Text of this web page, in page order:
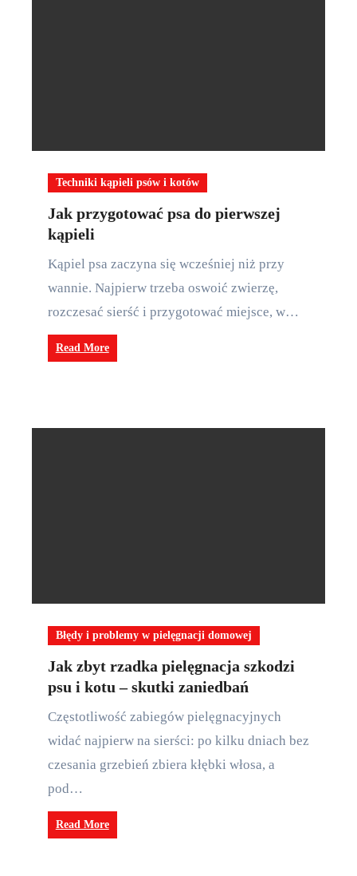
Techniki kąpieli psów i kotów
Jak przygotować psa do pierwszej
kąpieli
Kąpiel psa zaczyna się wcześniej niż przy
wannie. Najpierw trzeba oswoić zwierzę,
rozczesać sierść i przygotować miejsce, w…
Read More
Błędy i problemy w pielęgnacji domowej
Jak zbyt rzadka pielęgnacja szkodzi
psu i kotu – skutki zaniedbań
Częstotliwość zabiegów pielęgnacyjnych
widać najpierw na sierści: po kilku dniach bez
czesania grzebień zbiera kłębki włosa, a
pod…
Read More